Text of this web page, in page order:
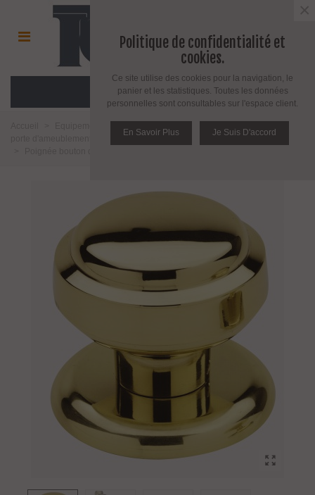
MENU
Politique de confidentialité et
cookies.
Ce site utilise des cookies pour la navigation, le
panier et les statistiques. Toutes les données
personnelles sont consultables sur l'espace client.
En Savoir Plus Je Suis D'accord